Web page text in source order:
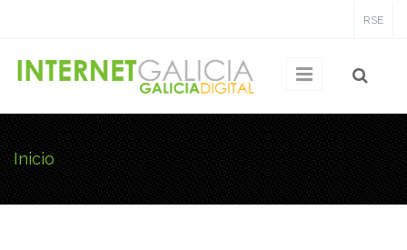
RSE
Inicio